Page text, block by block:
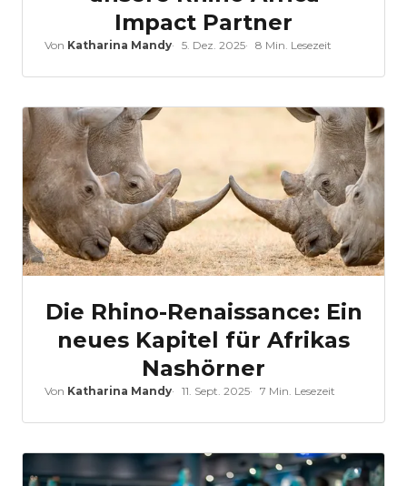
Impact Partner
Von Katharina Mandy 5. Dez. 2025 8 Min. Lesezeit
Die Rhino-Renaissance: Ein
neues Kapitel für Afrikas
Nashörner
Von Katharina Mandy 11. Sept. 2025 7 Min. Lesezeit